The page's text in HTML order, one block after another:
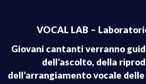
ATTIVITÀ, FOTO E
RASSEGNA STAMPA
CORSI DI CANTO
FSE/EFS
VOCAL LAB –
Giovani cantanti verranno
dell’ascolto, della
dell’arrangiamento vocale